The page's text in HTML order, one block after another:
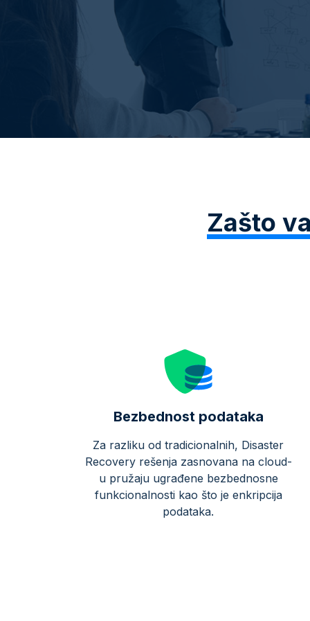
Zašto
Bezbednost podataka
Za razliku od tradicionalnih, Disaster
Recovery rešenja zasnovana na cloud-
u pružaju ugrađene bezbednosne
funkcionalnosti kao što je enkripcija
podataka.